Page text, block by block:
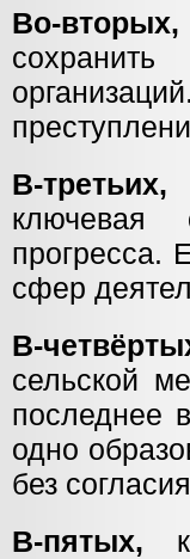
Во-вторых,
сохранить
В-третьих,
ключевая
прогресса.
сфер
В-
сельской
последнее
одно
без
В-пятых,